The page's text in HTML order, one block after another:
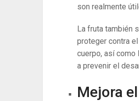
son realmente
La fruta también
proteger contra
cuerpo, así como
a prevenir el
Mejora